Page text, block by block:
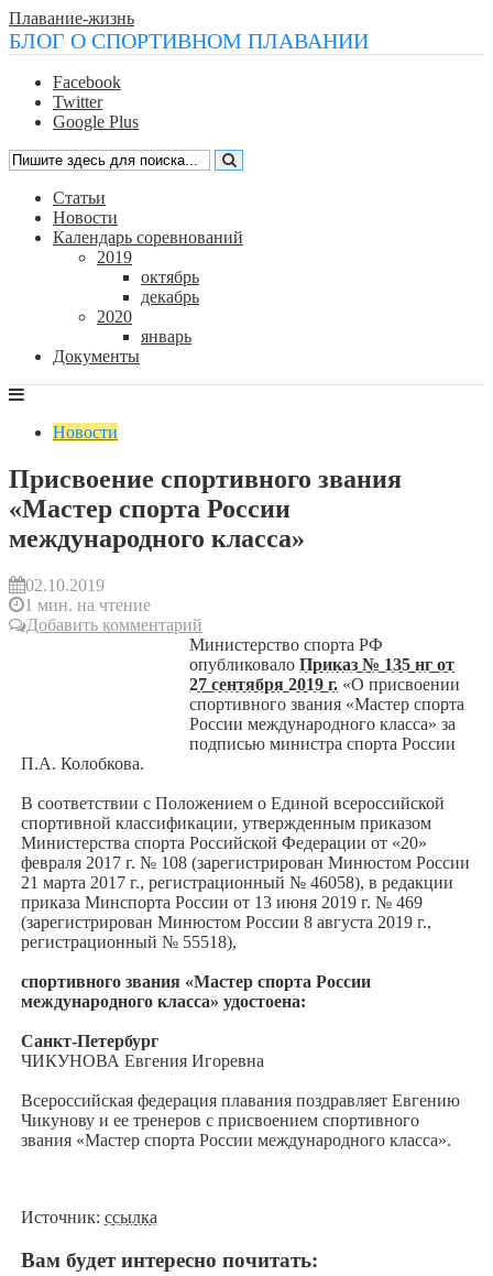
Плавание-жизнь
БЛОГ О СПОРТИВНОМ ПЛАВАНИИ
Facebook
Twitter
Google Plus
Статьи
Новости
Календарь соревнований
2019
октябрь
декабрь
2020
январь
Документы
Новости
Присвоение спортивного звания
«Мастер спорта России
международного класса»
02.10.2019
1 мин. на чтение
Добавить комментарий
Министерство спорта РФ
опубликовало Приказ № 135 нг от
27 сентября 2019 г.«О присвоении
спортивного звания «Мастер спорта
России международного класса» за
подписью министра спорта России
П.А. Колобкова.
В соответствии с Положением о Единой всероссийской
спортивной классификации, утвержденным приказом
Министерства спорта Российской Федерации от «20»
февраля 2017 г. № 108 (зарегистрирован Минюстом России
21 марта 2017 г., регистрационный № 46058), в редакции
приказа Минспорта России от 13 июня 2019 г. № 469
(зарегистрирован Минюстом России 8 августа 2019 г.,
регистрационный № 55518),
спортивного звания «Мастер спорта России
международного класса» удостоена:
Санкт-Петербург
ЧИКУНОВА Евгения Игоревна
Всероссийская федерация плавания поздравляет Евгению
Чикунову и ее тренеров с присвоением спортивного
звания «Мастер спорта России международного класса».
Источник: ссылка
Вам будет интересно почитать: